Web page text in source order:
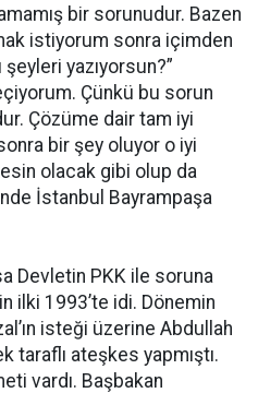
bir sorunudur. Bazen
istiyorum sonra içimden
şeyleri yazıyorsun?”
Çünkü bu sorun
Çözüme dair tam iyi
bir şey oluyor o iyi
olacak gibi olup da
İstanbul Bayrampaşa
Devletin PKK ile soruna
ilki 1993’te idi. Dönemin
isteği üzerine Abdullah
taraflı ateşkes yapmıştı.
vardı. Başbakan